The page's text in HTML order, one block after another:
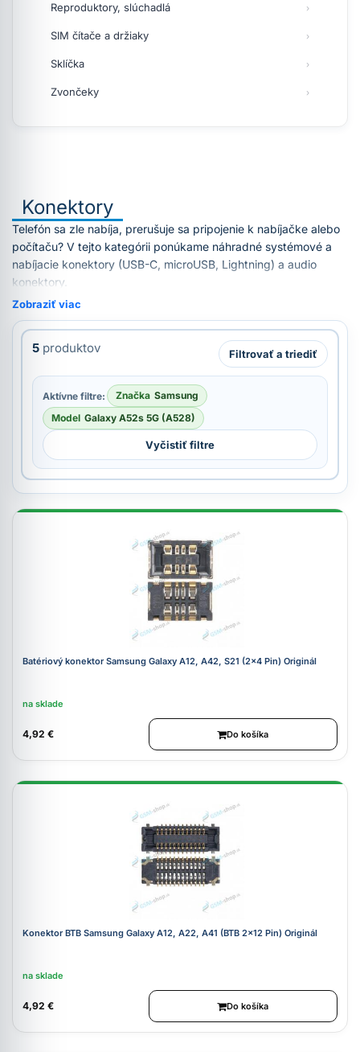
Reproduktory, slúchadlá
SIM čítače a držiaky
Sklíčka
Zvončeky
Konektory
Telefón sa zle nabíja, prerušuje sa pripojenie k nabíjačke alebo
počítaču? V tejto kategórii ponúkame náhradné systémové a
nabíjacie konektory (USB-C, microUSB, Lightning) a audio
konektory.
Zobraziť viac
5 produktov Filtrovať a triediť
Aktívne filtre: Značka Samsung
Model Galaxy A52s 5G (A528)
Vyčistiť filtre
Batériový konektor Samsung Galaxy A12, A42, S21 (2x4 Pin) Originál
na sklade
4,92 € Do košíka
Konektor BTB Samsung Galaxy A12, A22, A41 (BTB 2x12 Pin) Originál
na sklade
4,92 € Do košíka